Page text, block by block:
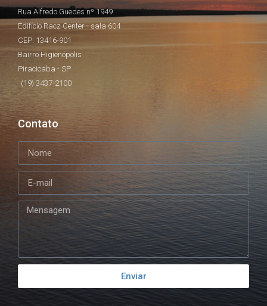
Rua Alfredo Guedes nº 1949
Edifício Racz Center - sala 604
CEP: 13416-901
Bairro Higienópolis
Piracicaba - SP
(19) 3437-2100
Contato
Enviar